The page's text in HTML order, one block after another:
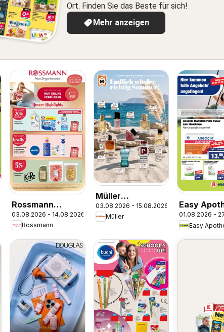
Ort. Finden Sie das Beste für sich!
Mehr anzeigen
Rossmann
Onlineprospekt
03.08.2026 - 14.08.2026
Rossmann
Müller
Parfümerie-
Highlights
03.08.2026 - 15.08.2026
Müller
Easy
Prospekt
01.08.2026 -
Easy